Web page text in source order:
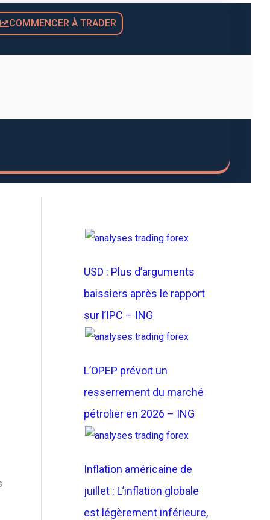
COMMENCER À TRADER
USD : Plus d’arguments
baissiers après le rapport
sur l’IPC – ING
L’OPEP prévoit un
resserrement du marché
pétrolier en 2026 – ING
Inflation américaine de
juillet : L’inflation globale
est légèrement inférieure,